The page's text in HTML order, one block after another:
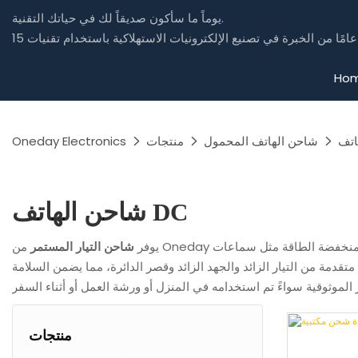
يوماً ما سأكون صديقاً لك في حياتك التقنية.
Oneday Electronics منتجات شاحن الهاتف المحمول
شاحن الهاتف DC
يوفر شاحن التيار المستمر من Oneday خرج تيار مستمر مستقر ودقيق للغاية، مما يجعله مناسبًا لمجموعة واسعة من الأجهزة التي تعمل بالتيار المستمر، بدءًا من الأجهزة الإلكترونية منخفضة الطاقة مثل سماعات
من التيار الزائد والجهد الزائد وقصر الدائرة، مما يضمن السلامة
منتجات